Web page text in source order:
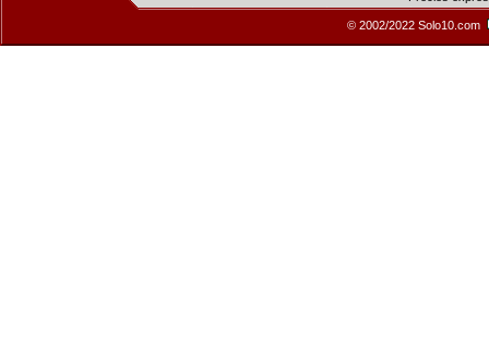
© 2002/2022 Solo10.com